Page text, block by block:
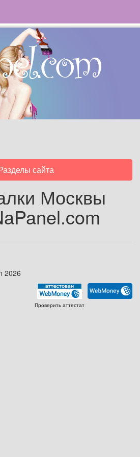
сайта
Москвы
2026
Проверить аттестат